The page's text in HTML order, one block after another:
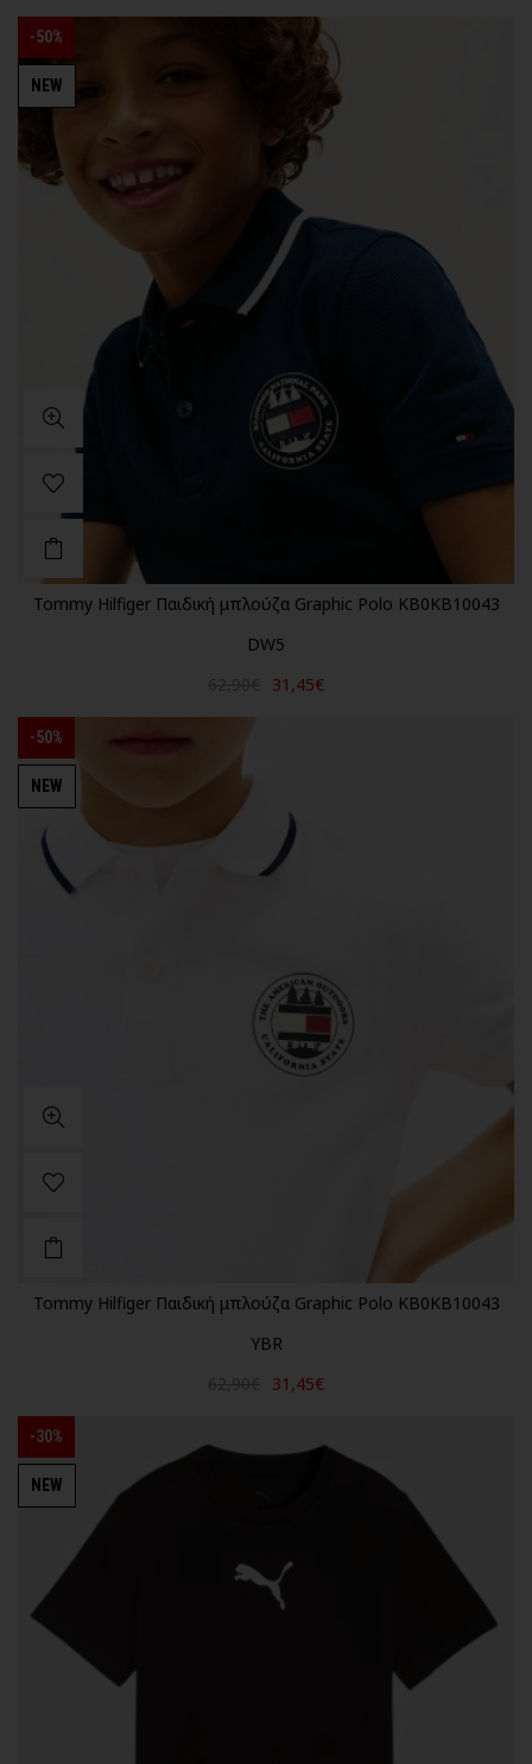
-50%
NEW
Tommy Hilfiger Παιδική μπλούζα Graphic Polo KB0KB10043
DW5
31,45€
-50%
NEW
Tommy Hilfiger Παιδική μπλούζα Graphic Polo KB0KB10043
YBR
31,45€
-30%
NEW